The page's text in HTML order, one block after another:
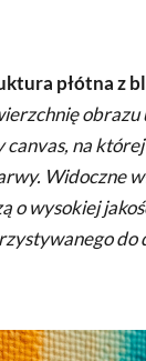
płótna z
na
Widoczne
o wysokiej
do